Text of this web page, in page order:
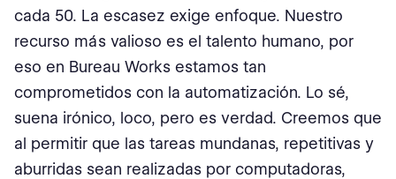
cada 50. La escasez exige enfoque. Nuestro
recurso más valioso es el talento humano, por
eso en Bureau Works estamos tan
comprometidos con la automatización. Lo sé,
suena irónico, loco, pero es verdad. Creemos que
al permitir que las tareas mundanas, repetitivas y
aburridas sean realizadas por computadoras,